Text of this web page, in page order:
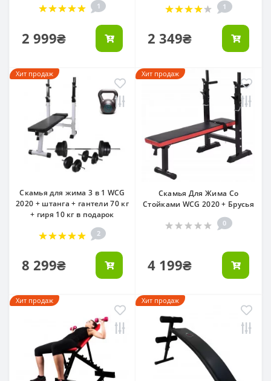
1
2 999₴
1
2 349₴
Хит продаж
Скамья для жима 3 в 1 WCG
2020 + штанга + гантели 70 кг
+ гиря 10 кг в подарок
2
8 299₴
Хит продаж
Скамья Для Жима Со
Стойками WCG 2020 + Брусья
0
4 199₴
Хит продаж Хит продаж